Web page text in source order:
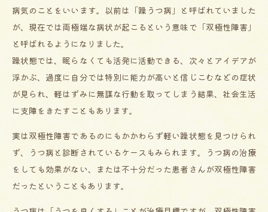
病気のことをいいます。以前は「躁うつ病」と呼ばれていました
が、現在では両極端な病状が起こるという意味で「双極性障害」
と呼ばれるようになりました。
躁状態では、眠らなくても活発に活動できる、次々とアイデアが
浮かぶ、過度に自分では特別に能力が高いと信じこむなどの症状
が見られ、軽はずみに無謀な行動を取ってしまう結果、社会生活
に支障をきたすこともあります。
実は双極性障害であるのにもかかわらず軽い躁状態を見つけられ
ず、うつ病と診断されているケースもみられます。うつ病の治療
をしても効果がない、または不十分だった患者さんが双極性障害
だったということもあります。